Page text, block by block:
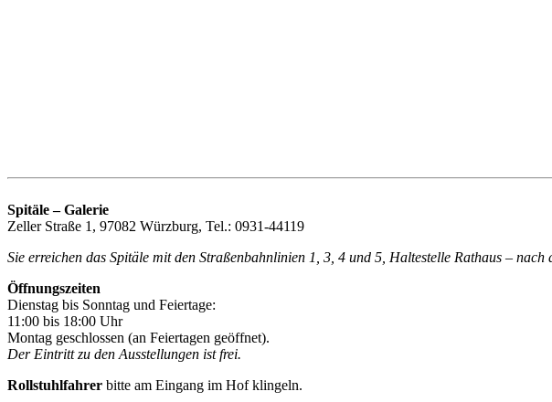
Spitäle – Galerie
Zeller Straße 1, 97082 Würzburg, Tel.: 0931-44119
Sie erreichen das Spitäle mit den Straßenbahnlinien 1, 3, 4 und 5, Haltestelle Rathaus –
Öffnungszeiten
Dienstag bis Sonntag und Feiertage:
11:00 bis 18:00 Uhr
Montag geschlossen (an Feiertagen geöffnet).
Der Eintritt zu den Ausstellungen ist frei.
Rollstuhlfahrer bitte am Eingang im Hof klingeln.